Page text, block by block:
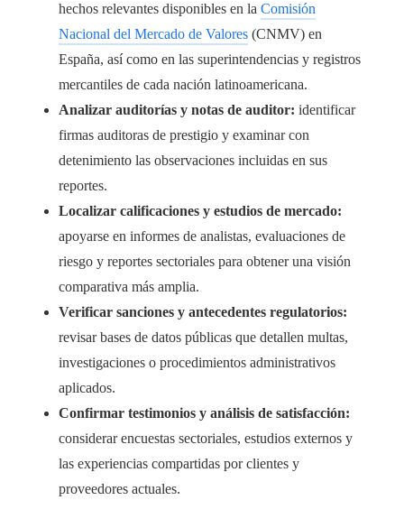
hechos relevantes disponibles en la Comisión
Nacional del Mercado de Valores (CNMV) en
España, así como en las superintendencias y registros
mercantiles de cada nación latinoamericana.
Analizar auditorías y notas de auditor: identificar
firmas auditoras de prestigio y examinar con
detenimiento las observaciones incluidas en sus
reportes.
Localizar calificaciones y estudios de mercado:
apoyarse en informes de analistas, evaluaciones de
riesgo y reportes sectoriales para obtener una visión
comparativa más amplia.
Verificar sanciones y antecedentes regulatorios:
revisar bases de datos públicas que detallen multas,
investigaciones o procedimientos administrativos
aplicados.
Confirmar testimonios y análisis de satisfacción:
considerar encuestas sectoriales, estudios externos y
las experiencias compartidas por clientes y
proveedores actuales.